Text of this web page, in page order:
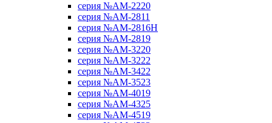
серия №AM-2220
серия №AM-2811
серия №AM-2816H
серия №AM-2819
серия №AM-3220
серия №AM-3222
серия №AM-3422
серия №AM-3523
серия №AM-4019
серия №AM-4325
серия №AM-4519